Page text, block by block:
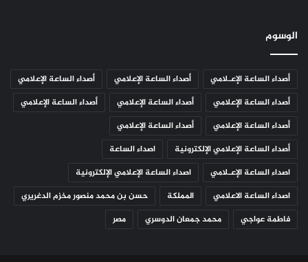
الوسوم
أصداء الساعة الإعـلامي أصداء الساعة الإعلامي
أصداء الساعة الإعلامي
أصداء الساعة الإعلامي
أصداء الساعة الإعلامي
أصداء الساعة الإعلامي
أصداء الساعة الإعلامي
أصداء الساعة الإعلامي
أصداء الساعة الإعلامي الإلكترونية
اصداء الساعة
اصداء الساعة الإعـلامي
اصداء الساعة الإعلامي الإلكترونية
اصداء الساعة الاعلامي
المملكة
حسن بن محمد منصور مخزم الدغريري
فاطمة عواجي
محمد جمعان الدوسري مصر